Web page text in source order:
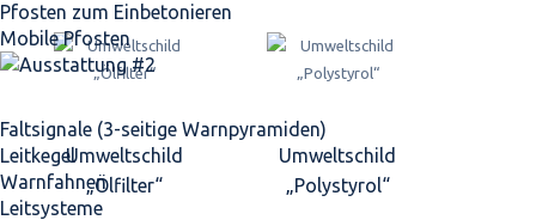
Pfosten zum Einbetonieren
Mobile Pfosten
Faltsignale (3-seitige Warnpyramiden)
Leitkegel
Warnfahnen
Leitsysteme
Umweltschild
„Ölfilter“
Umweltschild
„Polystyrol“